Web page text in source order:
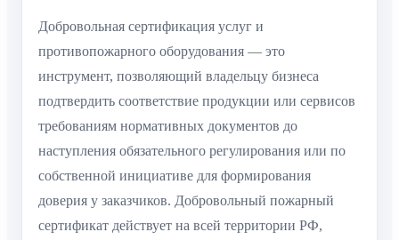
Добровольная сертификация услуг и
противопожарного оборудования — это
инструмент, позволяющий владельцу бизнеса
подтвердить соответствие продукции или сервисов
требованиям нормативных документов до
наступления обязательного регулирования или по
собственной инициативе для формирования
доверия у заказчиков. Добровольный пожарный
сертификат действует на всей территории РФ,